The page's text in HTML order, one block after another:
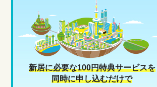
新居に必要な100円特典サービスを
同時に申し込むだけで